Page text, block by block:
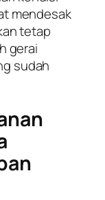
mendesak
tetap
gerai
sudah